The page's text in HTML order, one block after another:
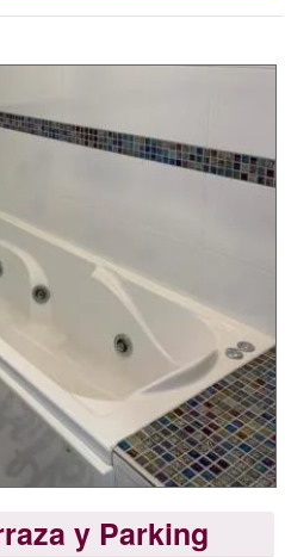
y Parking